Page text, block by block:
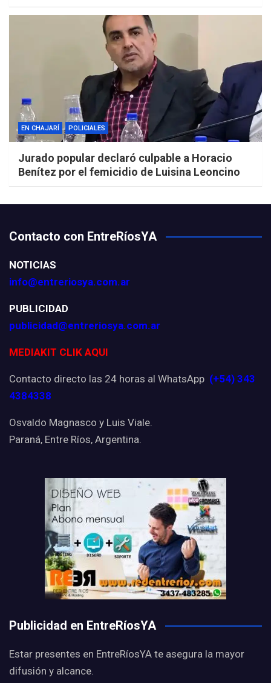
EN CHAJARÍ POLICIALES
Jurado popular declaró culpable a Horacio
Benítez por el femicidio de Luisina Leoncino
Contacto con EntreRíosYA
NOTICIAS
info@entreriosya.com.ar
PUBLICIDAD
publicidad@entreriosya.com.ar
MEDIAKIT CLIK AQUI
Contacto directo las 24 horas al WhatsApp (+54) 343
4384338
Osvaldo Magnasco y Luis Viale.
Paraná, Entre Ríos, Argentina.
Publicidad en EntreRíosYA
Estar presentes en EntreRíosYA te asegura la mayor
difusión y alcance.